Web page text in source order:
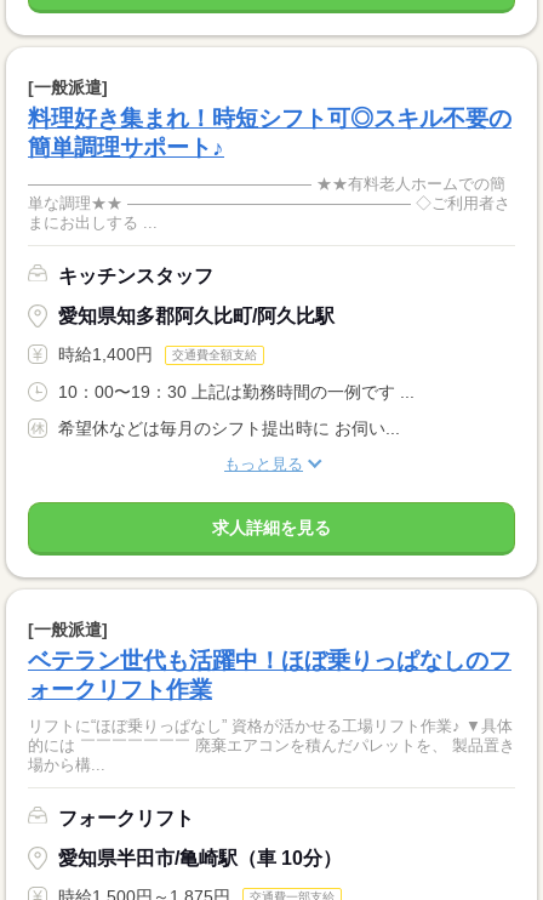
[一般派遣]
料理好き集まれ！時短シフト可◎スキル不要の
簡単調理サポート♪
―――――――――――――――――― ★★有料老人ホームでの簡
単な調理★★ ―――――――――――――――――― ◇ご利用者さ
まにお出しする ...
キッチンスタッフ
愛知県知多郡阿久比町/阿久比駅
時給1,400円 交通費全額支給
10：00〜19：30 上記は勤務時間の一例です ...
希望休などは毎月のシフト提出時に お伺い...
もっと見る
求人詳細を見る
[一般派遣]
ベテラン世代も活躍中！ほぼ乗りっぱなしのフ
ォークリフト作業
リフトに“ほぼ乗りっぱなし” 資格が活かせる工場リフト作業♪ ▼具体
的には ￣￣￣￣￣￣￣ 廃棄エアコンを積んだパレットを、 製品置き
場から構...
フォークリフト
愛知県半田市/亀崎駅（車 10分）
交通費一部支給